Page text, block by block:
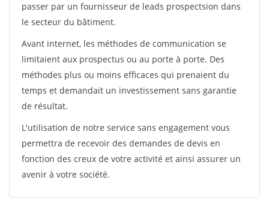
passer par un fournisseur de leads prospectsion dans
le secteur du bâtiment.
Avant internet, les méthodes de communication se
limitaient aux prospectus ou au porte à porte. Des
méthodes plus ou moins efficaces qui prenaient du
temps et demandait un investissement sans garantie
de résultat.
L'utilisation de notre service sans engagement vous
permettra de recevoir des demandes de devis en
fonction des creux de votre activité et ainsi assurer un
avenir à votre société.